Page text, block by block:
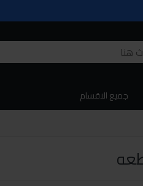
جميع الاقسام